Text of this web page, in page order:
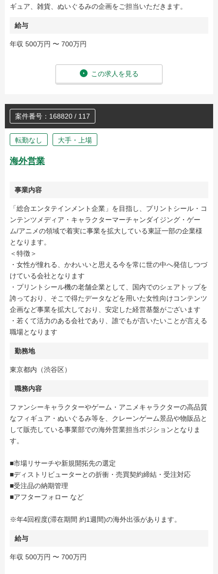
ギュア、雑貨、ぬいぐるみの企画をご担当いただきます。
給与
年収 500万円 〜 700万円
この求人を見る
案件番号：168820 / 117
転勤なし 大手・上場
海外営業
事業内容
「総合エンタテインメント企業」を目指し、プリントシール・コ
ンテンツメディア・キャラクターマーチャンダイジング・ゲー
ム/アニメの領域で着実に事業を拡大している東証一部の企業様
となります。
＜特徴＞
・女性が憧れる、かわいいと思える今を常に世の中へ発信しつづ
けている会社となります
・プリントシール機の老舗企業として、国内でのシェアトップを
誇っており、そこで得たデータなどを用いた女性向けコンテンツ
企画など事業を拡大しており、安定した経営基盤がございます
・若くて活力のある会社であり、誰でもが言いたいことが言える
職場となります
勤務地
東京都内（渋谷区）
職務内容
ファンシーキャラクターやゲーム・アニメキャラクターの高品質
なフィギュア・ぬいぐるみ等を、クレーンゲーム景品や物販品と
して販売している事業部での海外営業担当ポジションとなりま
す。
■市場リサーチや新規開拓先の選定
■ディストリビューターとの折衝・売買契約締結・受注対応
■受注品の納期管理
■アフターフォロー など
※年4回程度(滞在期間 約1週間)の海外出張があります。
給与
年収 500万円 〜 700万円